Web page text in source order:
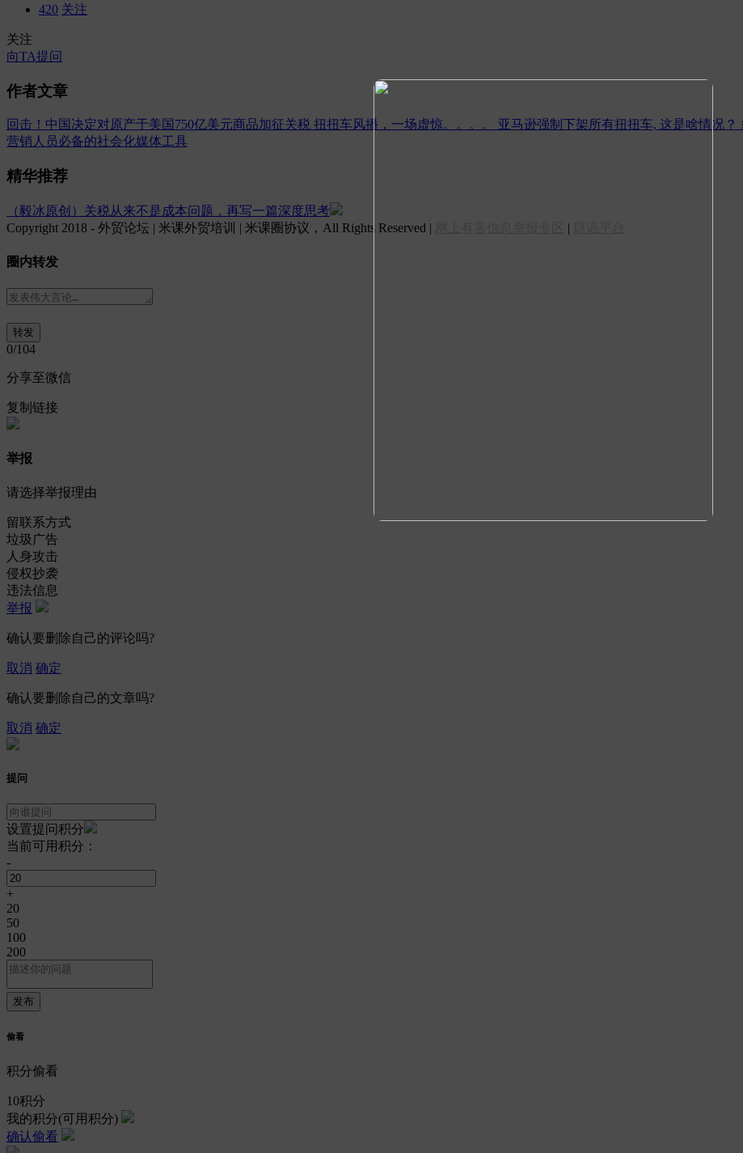
420 关注
关注
向TA提问
作者文章
回击！中国决定对原产于美国750亿美元商品加征关税 扭扭车风播，一场虚惊。。。。 亚马逊强制下架所有扭扭车, 这是啥情况？
营销人员必备的社会化媒体工具
精华推荐
（毅冰原创）关税从来不是成本问题，再写一篇深度思考
Copyright 2018 - 外贸论坛 | 米课外贸培训 | 米课圈协议，All Rights Reserved |
|
圈内转发
0/104
分享至微信
复制链接
举报
请选择举报理由
留联系方式
垃圾广告
人身攻击
侵权抄袭
违法信息
举报
确认要删除自己的评论吗?
取消 确定
确认要删除自己的文章吗?
取消 确定
提问
设置提问积分
当前可用积分：
-
+
20
50
100
200
偷看
积分偷看
10积分
我的积分(可用积分)
确认偷看